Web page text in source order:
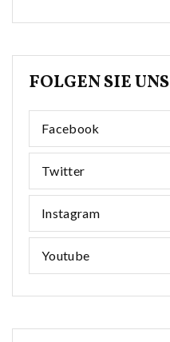
FOLGEN SIE UNS
Facebook
Twitter
Instagram
Youtube